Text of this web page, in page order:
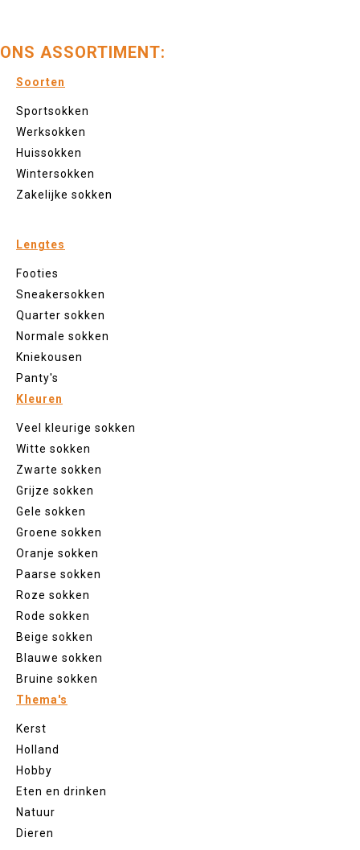
ONS ASSORTIMENT:
Soorten
Sportsokken
Werksokken
Huissokken
Wintersokken
Zakelijke sokken
Lengtes
Footies
Sneakersokken
Quarter sokken
Normale sokken
Kniekousen
Panty's
Kleuren
Veel kleurige sokken
Witte sokken
Zwarte sokken
Grijze sokken
Gele sokken
Groene sokken
Oranje sokken
Paarse sokken
Roze sokken
Rode sokken
Beige sokken
Blauwe sokken
Bruine sokken
Thema's
Kerst
Holland
Hobby
Eten en drinken
Natuur
Dieren